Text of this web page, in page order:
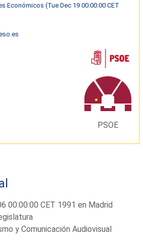
Económicos (Tue Dec 19 00:00:00 CET
PSOE
00:00:00 CET 1991 en Madrid
y Comunicación Audiovisual